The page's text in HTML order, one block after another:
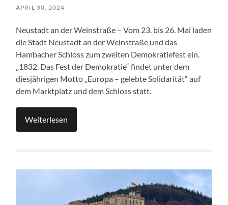
APRIL 30, 2024
Neustadt an der Weinstraße – Vom 23. bis 26. Mai laden
die Stadt Neustadt an der Weinstraße und das
Hambacher Schloss zum zweiten Demokratiefest ein.
„1832. Das Fest der Demokratie“ findet unter dem
diesjährigen Motto „Europa – gelebte Solidarität“ auf
dem Marktplatz und dem Schloss statt.
Weiterlesen